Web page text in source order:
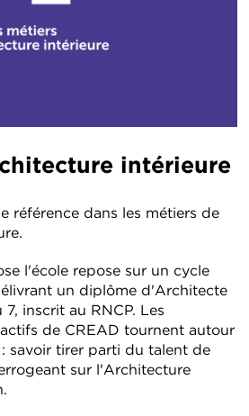
intérieure
référence dans les métiers de
l'école repose sur un cycle
un diplôme d'Architecte
inscrit au RNCP. Les
de CREAD tournent autour
savoir tirer parti du talent de
sur l'Architecture